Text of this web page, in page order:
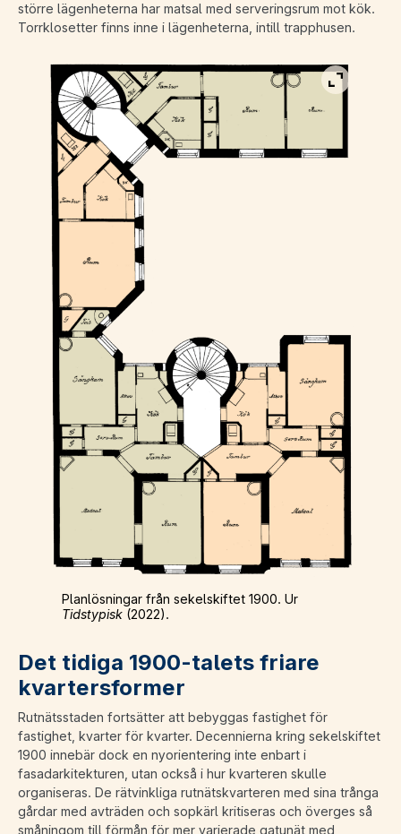
större lägenheterna har mat­sal med serveringsrum mot kök.
Torrklosetter finns inne i lägen­heterna, intill trapphusen.
Visa bild
Planlösningar från sekelskiftet 1900. Ur
Tidstypisk (2022).
Det tidiga 1900-talets friare
kvartersformer
Rutnätsstaden fortsätter att bebyggas fastighet för
fastighet, kvarter för kvarter. Decennierna kring sekelskiftet
1900 innebär dock en nyorientering inte enbart i
fasadarkitekturen, utan också i hur kvarteren skulle
organiseras. De rätvinkliga rutnätskvarteren med sina trånga
gårdar med avträden och sopkärl kritiseras och överges så
småningom till förmån för mer varierade gatunät med